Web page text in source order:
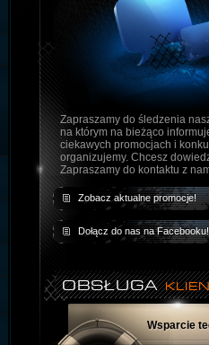
Zapraszamy do śledzenia
na którym na bieżąco
ciekawych promocjach i
organizujemy. Chcesz
Zapraszamy do kontaktu z
Zobacz aktualne promocje!
Dołącz do nas na Facebooku!
OBSŁUGA
Wsparcie